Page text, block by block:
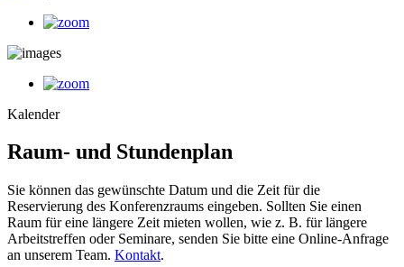
Kalender
Raum- und Stundenplan
Sie können das gewünschte Datum und die Zeit für die
Reservierung des Konferenzraums eingeben. Sollten Sie einen
Raum für eine längere Zeit mieten wollen, wie z. B. für längere
Arbeitstreffen oder Seminare, senden Sie bitte eine Online-Anfrage
an unserem Team. Kontakt.